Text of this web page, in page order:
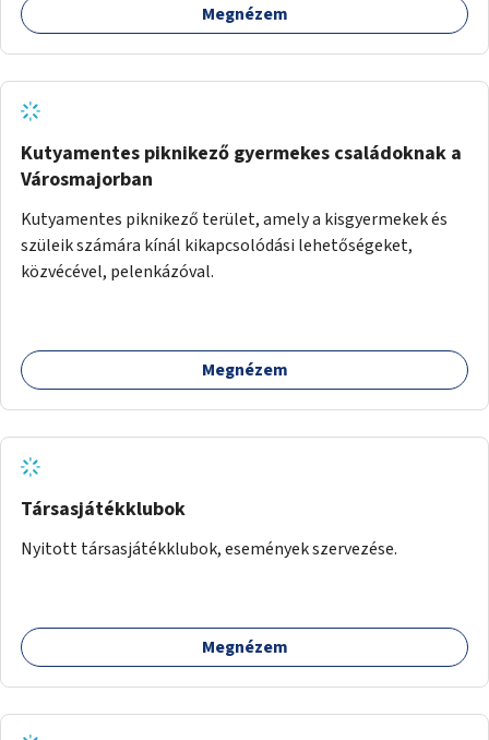
Megnézem
Kutyamentes piknikező gyermekes családoknak a
Városmajorban
Kutyamentes piknikező terület, amely a kisgyermekek és
szüleik számára kínál kikapcsolódási lehetőségeket,
közvécével, pelenkázóval.
Megnézem
Társasjátékklubok
Nyitott társasjátékklubok, események szervezése.
Megnézem